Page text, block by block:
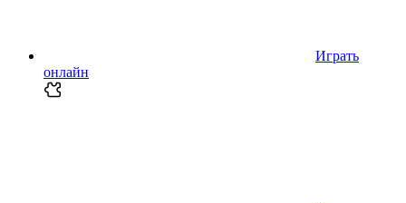
Играть
онлайн